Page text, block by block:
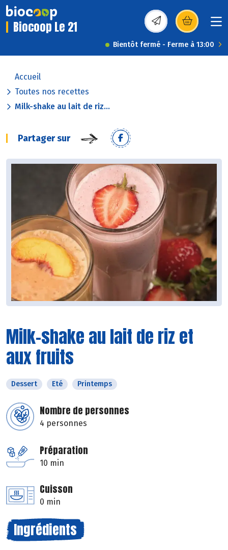
Biocoop Le 21 (s’ouvre dans une
Bientôt fermé - Ferme à 13:00
Accueil
Toutes nos recettes
Milk-shake au lait de riz...
Partager sur
Milk-shake au lait de riz et
aux fruits
Dessert Eté Printemps
Nombre de personnes
4 personnes
Préparation
10 min
Cuisson
0 min
Ingrédients